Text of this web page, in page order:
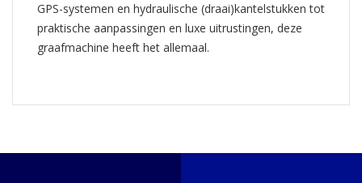
GPS-systemen en hydraulische (draai)kantelstukken tot
praktische aanpassingen en luxe uitrustingen, deze
graafmachine heeft het allemaal.